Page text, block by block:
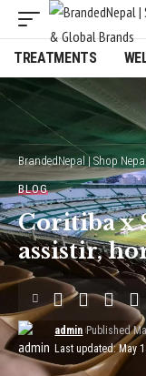
TREATMENTS
BrandedNepal | Shop
BLOG
Coritiba x
assistir,
Last updated: May
admin Published